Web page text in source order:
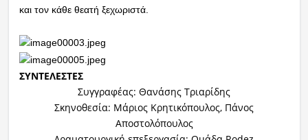
και τον κάθε θεατή ξεχωριστά.
ΣΥΝΤΕΛΕΣΤΕΣ
Συγγραφέας: Θανάσης Τριαρίδης
Σκηνοθεσία: Μάριος Κρητικόπουλος, Πάνος
Αποστολόπουλος